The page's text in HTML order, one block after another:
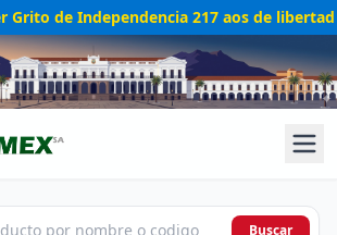
Grito de Independencia 217 aos de libertad
Buscar